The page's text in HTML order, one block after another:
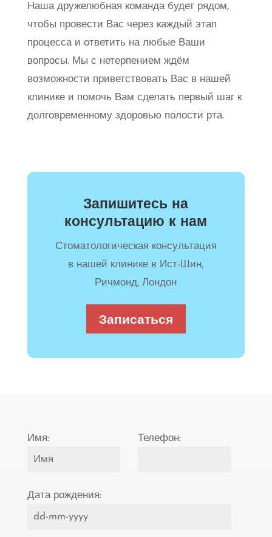
Наша дружелюбная команда будет рядом,
чтобы провести Вас через каждый этап
процесса и ответить на любые Ваши
вопросы. Мы с нетерпением ждём
возможности приветствовать Вас в нашей
клинике и помочь Вам сделать первый шаг к
долговременному здоровью полости рта.
Запишитесь на
консультацию к нам
Стоматологическая консультация
в нашей клинике в Ист-Шин,
Ричмонд, Лондон
Записаться
Имя: Телефон:
Дата рождения: